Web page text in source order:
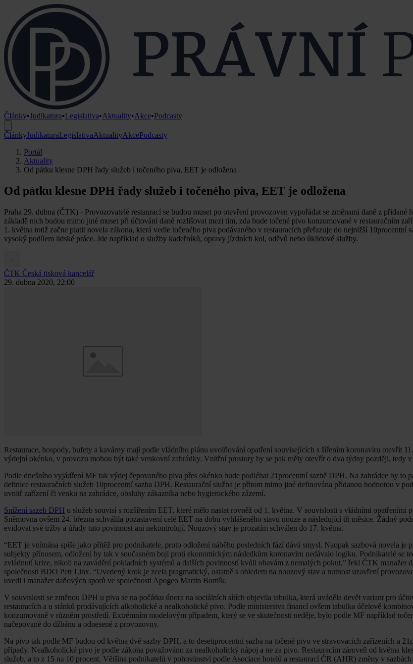
Články•Judikatura•Legislativa•Aktuality•Akce•Podcasty
ČlánkyJudikaturaLegislativaAktualityAkcePodcasty
Portál
Aktuality
Od pátku klesne DPH řady služeb i točeného piva, EET je odložena
Od pátku klesne DPH řady služeb i točeného piva, EET je odložena
Praha 29. dubna (ČTK) - Provozovatelé restaurací se budou muset po otevření provozoven vypořádat se změnami daně z přidané
základě nich budou mimo jiné muset při účtování daně rozlišovat mezi tím, zda bude točené pivo konzumované v restauračním
1. května totiž začne platit novela zákona, která vedle točeného piva podávaného v restauracích přeřazuje do nejnižší 10procentní
vysoký podílem lidské práce. Jde například o služby kadeřníků, opravy jízdních kol, oděvů nebo úklidové služby.
ČTK Česká tisková kancelář
29. dubna 2020, 22:00
Restaurace, hospody, bufety a kavárny mají podle vládního plánu uvolňování opatření souvisejících s šířením koronaviru otevřít
výdejní okénko, v provozu mohou být také venkovní zahrádky. Vnitřní prostory by se pak měly otevřít o dva týdny později, tedy
Podle dnešního vyjádření MF tak výdej čepovaného piva přes okénko bude podléhat 21procentní sazbě DPH. Na zahrádce by to
definice restauračních služeb 10procentní sazba DPH. Restaurační služba je přitom mimo jiné definována přidanou hodnotou v
uvnitř zařízení či venku na zahrádce, obsluhy zákazníka nebo hygienického zázemí.
Snížení sazeb DPH u služeb souvisí s rozšířením EET, které mělo nastat rovněž od 1. května. V souvislosti s vládními opatřeními
Sněmovna ovšem 24. března schválila pozastavení celé EET na dobu vyhlášeného stavu nouze a následující tři měsíce. Žádný
evidovat své tržby a úřady tuto povinnost ani nekontrolují. Nouzový stav je prozatím schválen do 17. května.
“EET je vnímána spíše jako přítěž pro podnikatele, proto odložení náběhu posledních fází dává smysl. Naopak sazbová novela je
subjekty přínosem, odložení by tak v současném boji proti ekonomickým následkům koronaviru nedávalo logiku. Podnikatelé se
zvládnutí krize, nikoli na zavádění pokladních systémů a dalších povinností kvůli obavám z nemalých pokut,” řekl ČTK manažer
společnosti BDO Petr Linx. “Uvedený krok je zcela pragmatický, ostatně s ohledem na nouzový stav a nutnost uzavření
uvedl i manažer daňových sporů ve společnosti Apogeo Martin Bortlík.
V souvislosti se změnou DPH u piva se na počátku února na sociálních sítích objevila tabulka, která uváděla devět variant pro
restauracích a u stánků prodávajících alkoholické a nealkoholické pivo. Podle ministerstva financí ovšem tabulka účelově
konzumované v různém prostředí. Extrémním modelovým případem, který se ve skutečnosti neděje, bylo podle MF například
načepované do džbánu a odnesené z provozovny.
Na pivo tak podle MF budou od května dvě sazby DPH, a to desetiprocentní sazba na točené pivo ve stravovacích zařízeních a
případy. Nealkoholické pivo je podle zákona považováno za nealkoholický nápoj a ne za pivo. Restauracím zároveň od května
služeb, a to z 15 na 10 procent. Většina podnikatelů v pohostinství podle Asociace hotelů a restaurací ČR (AHR) změny v